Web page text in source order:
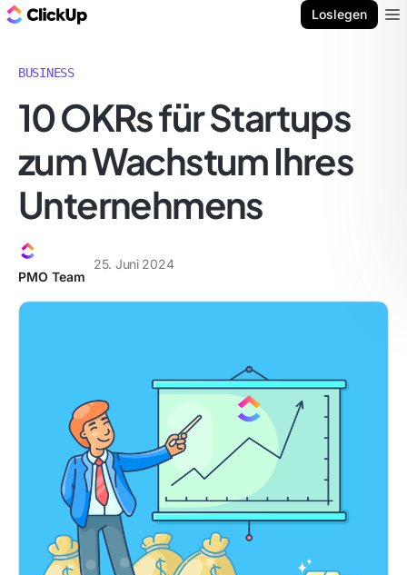
Loslegen
BUSINESS
10 OKRs für Startups
zum Wachstum Ihres
Unternehmens
PMO Team
25. Juni 2024